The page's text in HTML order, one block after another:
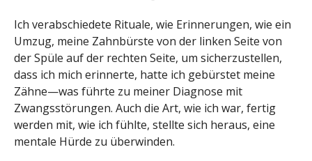
Ich verabschiedete Rituale, wie Erinnerungen, wie ein
Umzug, meine Zahnbürste von der linken Seite von
der Spüle auf der rechten Seite, um sicherzustellen,
dass ich mich erinnerte, hatte ich gebürstet meine
Zähne—was führte zu meiner Diagnose mit
Zwangsstörungen. Auch die Art, wie ich war, fertig
werden mit, wie ich fühlte, stellte sich heraus, eine
mentale Hürde zu überwinden.